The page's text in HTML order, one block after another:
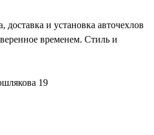
доставка и установка авточехлов
временем. Стиль и
19